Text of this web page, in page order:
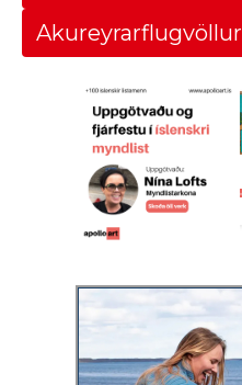
Akureyrarflugvöllur